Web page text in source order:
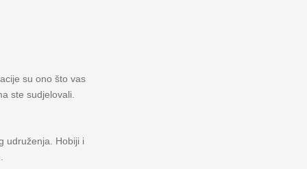
su ono što vas
ste sudjelovali.
udruženja. Hobiji i